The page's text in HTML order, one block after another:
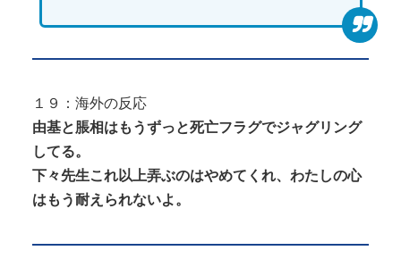
１９：海外の反応
由基と脹相はもうずっと死亡フラグでジャグリング
してる。
下々先生これ以上弄ぶのはやめてくれ、わたしの心
はもう耐えられないよ。